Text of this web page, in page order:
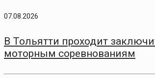
07.08.2026
В Тольятти проходит
моторным соревнованиям